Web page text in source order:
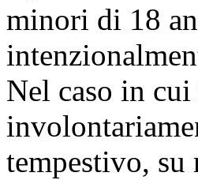
minori di 18
Nel caso in
tempestivo,